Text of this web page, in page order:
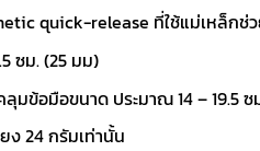
quick-release ที่ใช้แม่เหล็กช่
ซม. (25 มม)
มข้อมือขนาด ประมาณ 14 – 19.5 ซ
ง 24 กรัมเท่านั้น